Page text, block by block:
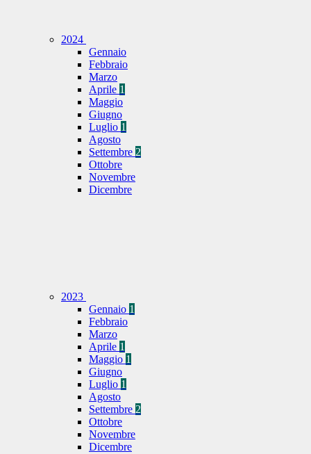
2024
Gennaio
Febbraio
Marzo
Aprile 1
Maggio
Giugno
Luglio 1
Agosto
Settembre 2
Ottobre
Novembre
Dicembre
2023
Gennaio 1
Febbraio
Marzo
Aprile 1
Maggio 1
Giugno
Luglio 1
Agosto
Settembre 2
Ottobre
Novembre
Dicembre